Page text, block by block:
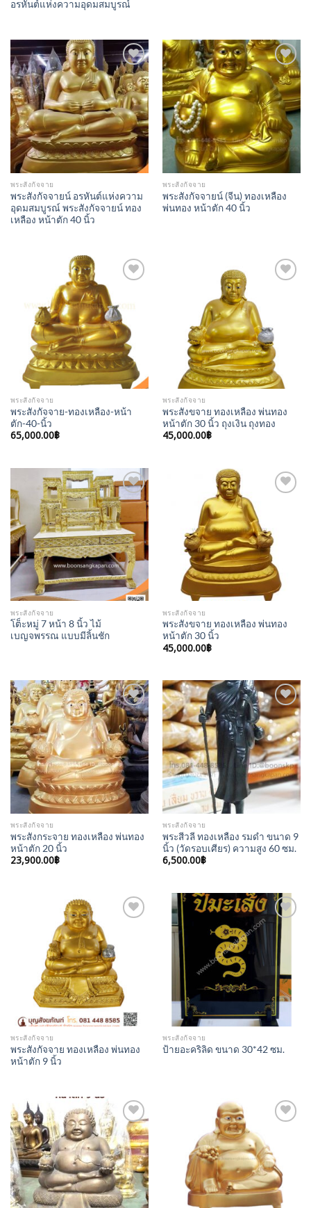
อรหันต์แห่งความอุดมสมบูรณ์
Add to
Wishlist
พระสังกัจจาย
พระสังกัจจายน์ อรหันต์แห่งความ
อุดมสมบูรณ์ พระสังกัจจายน์ ทอง
เหลือง หน้าตัก 40 นิ้ว
Add to
Wishlist
พระสังกัจจาย
พระสังกัจจายน์ (จีน) ทองเหลือง
พ่นทอง หน้าตัก 40 นิ้ว
พระสังกัจจาย
พระสังกัจจาย-ทองเหลือง-หน้า
ตัก-40-นิ้ว
65,000.00฿
พระสังกัจจาย
พระสังขจาย ทองเหลือง พ่นทอง
หน้าตัก 30 นิ้ว ถุงเงิน ถุงทอง
45,000.00฿
Add to
Wishlist
พระสังกัจจาย
โต็ะหมู่ 7 หน้า 8 นิ้ว ไม้
เบญจพรรณ แบบมีลิ้นชัก
พระสังกัจจาย
พระสังขจาย ทองเหลือง พ่นทอง
หน้าตัก 30 นิ้ว
45,000.00฿
Add to
Wishlist
พระสังกัจจาย
พระสังกระจาย ทองเหลือง พ่นทอง
หน้าตัก 20 นิ้ว
23,900.00฿
Add to
Wishlist
พระสังกัจจาย
พระสีวลี ทองเหลือง รมดำ ขนาด 9
นิ้ว (วัดรอบเศียร) ความสูง 60 ซม.
6,500.00฿
พระสังกัจจาย
พระสังกัจจาย ทองเหลือง พ่นทอง
หน้าตัก 9 นิ้ว
Add to
Wishlist
พระสังกัจจาย
ป้ายอะคริลิด ขนาด 30*42 ซม.
Add to
Wishlist